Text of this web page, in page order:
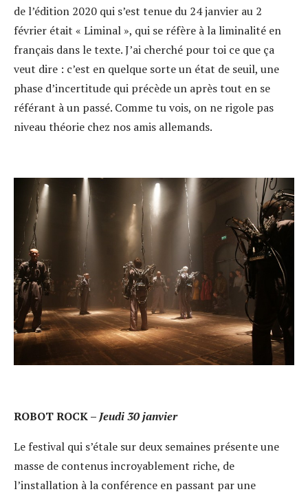
de l’édition 2020 qui s’est tenue du 24 janvier au 2
février était « Liminal », qui se réfère à la liminalité en
français dans le texte. J’ai cherché pour toi ce que ça
veut dire : c’est en quelque sorte un état de seuil, une
phase d’incertitude qui précède un après tout en se
référant à un passé. Comme tu vois, on ne rigole pas
niveau théorie chez nos amis allemands.
ROBOT ROCK – Jeudi 30 janvier
Le festival qui s’étale sur deux semaines présente une
masse de contenus incroyablement riche, de
l’installation à la conférence en passant par une